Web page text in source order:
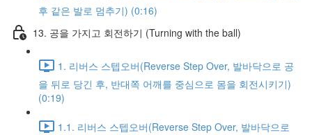
후 같은 발로 멈추기) (0:16)
13. 공을 가지고 회전하기 (Turning with the ball)
1. 리버스 스텝오버(Reverse Step Over, 발바닥으로 공
을 뒤로 당긴 후, 반대쪽 어깨를 중심으로 몸을 회전시키기)
(0:19)
1.1. 리버스 스텝오버(Reverse Step Over, 발바닥으로